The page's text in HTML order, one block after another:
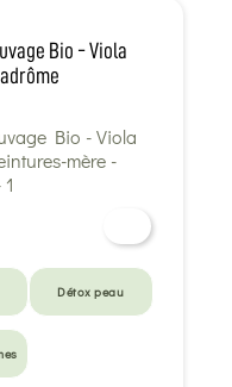
Bio - Viola
Détox peau